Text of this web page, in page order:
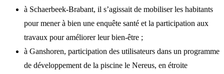
à Schaerbeek-Brabant, il s’agissait de mobiliser les habitants
pour mener à bien une enquête santé et la participation aux
travaux pour améliorer leur bien-être ;
à Ganshoren, participation des utilisateurs dans un programme
de développement de la piscine le Nereus, en étroite